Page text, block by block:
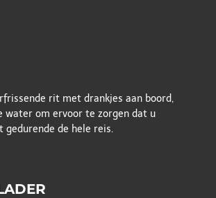
rit met drankjes aan boord,
water om ervoor te zorgen dat u
de hele reis.